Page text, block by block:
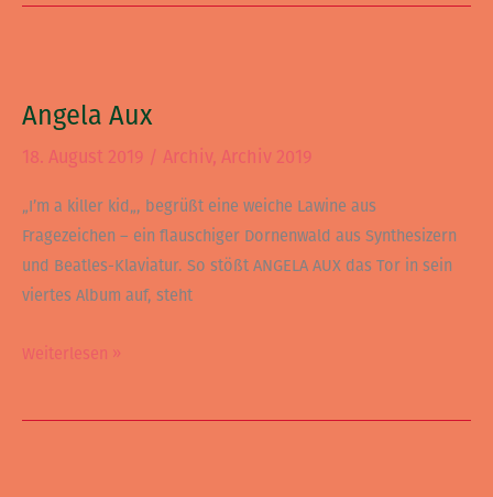
Angela Aux
18. August 2019 / Archiv, Archiv 2019
„I’m a killer kid„, begrüßt eine weiche Lawine aus
Fragezeichen – ein flauschiger Dornenwald aus Synthesizern
und Beatles-Klaviatur. So stößt ANGELA AUX das Tor in sein
viertes Album auf, steht
Weiterlesen »